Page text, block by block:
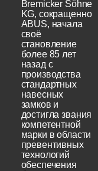
Bremicker Söhne
KG, сокращенно
ABUS, начала
своё
становление
более 85 лет
назад с
производства
стандартных
навесных
замков и
достигла звания
компетентной
марки в области
превентивных
технологий
обеспечения